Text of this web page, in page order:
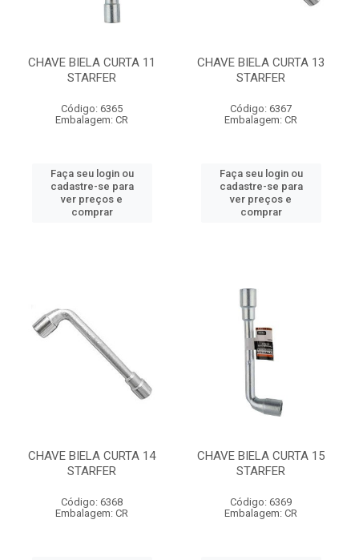
CHAVE BIELA CURTA 11
STARFER
Código: 6365
Embalagem: CR
Faça seu login ou
cadastre-se para
ver preços e
comprar
CHAVE BIELA CURTA 13
STARFER
Código: 6367
Embalagem: CR
Faça seu login ou
cadastre-se para
ver preços e
comprar
CHAVE BIELA CURTA 14
STARFER
Código: 6368
Embalagem: CR
CHAVE BIELA CURTA 15
STARFER
Código: 6369
Embalagem: CR